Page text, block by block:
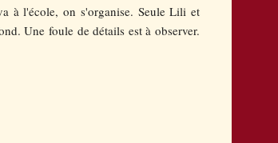
à l'école, on s'organise. Seule Lili et
Une foule de détails est à observer.